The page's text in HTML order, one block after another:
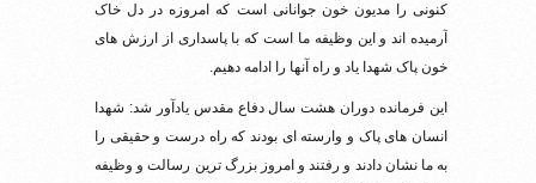
کنونی را مدیون خون جوانانی است که امروزه در دل خاک
آرمیده اند و این وظیفه ما است که با پاسداری از ارزش های
خون پاک شهدا یاد و راه آنها را ادامه دهیم.
این فرمانده دوران هشت سال دفاع مقدس یادآور شد: شهدا
انسان های پاک و وارسته ای بودند که راه درست و حقیقی را
به ما نشان دادند و رفتند و امروز بزرگ ترین رسالت و وظیفه